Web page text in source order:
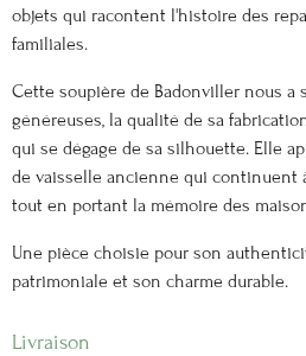
objets qui racontent l'histoire des
familiales.
Cette soupière de Badonviller nous a
généreuses, la qualité de sa
qui se dégage de sa silhouette. Elle
de vaisselle ancienne qui continuent
tout en portant la mémoire des
Une pièce choisie pour son
patrimoniale et son charme durable.
Livraison